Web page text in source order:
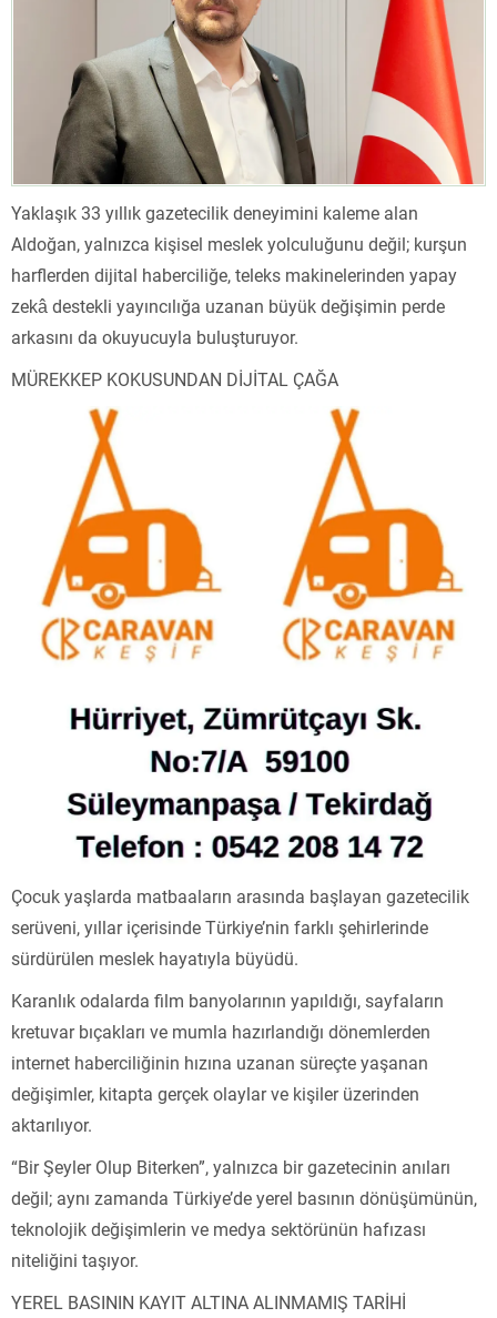
Yaklaşık 33 yıllık gazetecilik deneyimini kaleme alan
Aldoğan, yalnızca kişisel meslek yolculuğunu değil; kurşun
harflerden dijital haberciliğe, teleks makinelerinden yapay
zekâ destekli yayıncılığa uzanan büyük değişimin perde
arkasını da okuyucuyla buluşturuyor.
MÜREKKEP KOKUSUNDAN DİJİTAL ÇAĞA
Çocuk yaşlarda matbaaların arasında başlayan gazetecilik
serüveni, yıllar içerisinde Türkiye’nin farklı şehirlerinde
sürdürülen meslek hayatıyla büyüdü.
Karanlık odalarda film banyolarının yapıldığı, sayfaların
kretuvar bıçakları ve mumla hazırlandığı dönemlerden
internet haberciliğinin hızına uzanan süreçte yaşanan
değişimler, kitapta gerçek olaylar ve kişiler üzerinden
aktarılıyor.
“Bir Şeyler Olup Biterken”, yalnızca bir gazetecinin anıları
değil; aynı zamanda Türkiye’de yerel basının dönüşümünün,
teknolojik değişimlerin ve medya sektörünün hafızası
niteliğini taşıyor.
YEREL BASININ KAYIT ALTINA ALINMAMIŞ TARİHİ